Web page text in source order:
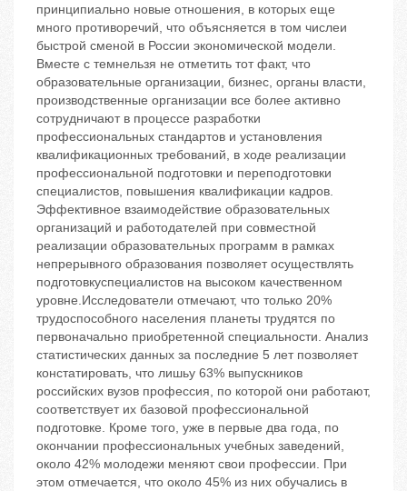
принципиально новые отношения, в которых еще
много противоречий, что объясняется в том числеи
быстрой сменой в России экономической модели.
Вместе с темнельзя не отметить тот факт, что
образовательные организации, бизнес, органы власти,
производственные организации все более активно
сотрудничают в процессе разработки
профессиональных стандартов и установления
квалификационных требований, в ходе реализации
профессиональной подготовки и переподготовки
специалистов, повышения квалификации кадров.
Эффективное взаимодействие образовательных
организаций и работодателей при совместной
реализации образовательных программ в рамках
непрерывного образования позволяет осуществлять
подготовкуспециалистов на высоком качественном
уровне.Исследователи отмечают, что только 20%
трудоспособного населения планеты трудятся по
первоначально приобретенной специальности. Анализ
статистических данных за последние 5 лет позволяет
констатировать, что лишьу 63% выпускников
российских вузов профессия, по которой они работают,
соответствует их базовой профессиональной
подготовке. Кроме того, уже в первые два года, по
окончании профессиональных учебных заведений,
около 42% молодежи меняют свои профессии. При
этом отмечается, что около 45% из них обучались в